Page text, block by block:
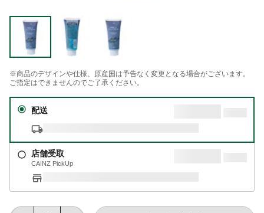
※商品のデザインや仕様、原産国は予告なく変更となる場合がございます。
ご指定はできませんのでご了承ください。
配送
店舗受取
CAINZ PickUp